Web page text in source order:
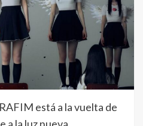
está a la vuelta de